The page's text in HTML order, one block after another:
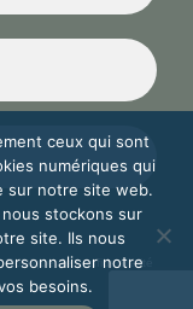
Politique de confidentialité
ceux qui sont
numériques qui
sur notre site web.
stockons sur
site. Ils nous
notre
besoins.